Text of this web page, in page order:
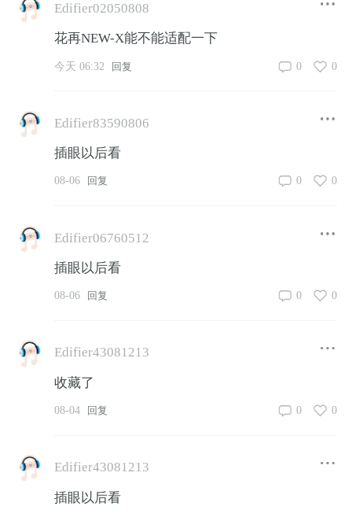
Edifier02050808
花再NEW-X能不能适配一下
今天 06:32 回复 0 0
Edifier83590806
插眼以后看
08-06 回复 0 0
Edifier06760512
插眼以后看
08-06 回复 0 0
Edifier43081213
收藏了
08-04 回复 0 0
Edifier43081213
插眼以后看